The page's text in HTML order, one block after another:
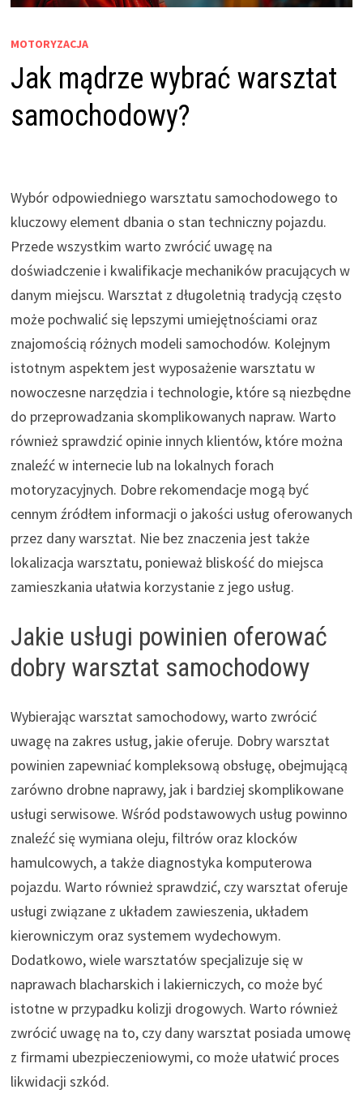
MOTORYZACJA
Jak mądrze wybrać warsztat
samochodowy?
Wybór odpowiedniego warsztatu samochodowego to
kluczowy element dbania o stan techniczny pojazdu.
Przede wszystkim warto zwrócić uwagę na
doświadczenie i kwalifikacje mechaników pracujących w
danym miejscu. Warsztat z długoletnią tradycją często
może pochwalić się lepszymi umiejętnościami oraz
znajomością różnych modeli samochodów. Kolejnym
istotnym aspektem jest wyposażenie warsztatu w
nowoczesne narzędzia i technologie, które są niezbędne
do przeprowadzania skomplikowanych napraw. Warto
również sprawdzić opinie innych klientów, które można
znaleźć w internecie lub na lokalnych forach
motoryzacyjnych. Dobre rekomendacje mogą być
cennym źródłem informacji o jakości usług oferowanych
przez dany warsztat. Nie bez znaczenia jest także
lokalizacja warsztatu, ponieważ bliskość do miejsca
zamieszkania ułatwia korzystanie z jego usług.
Jakie usługi powinien oferować
dobry warsztat samochodowy
Wybierając warsztat samochodowy, warto zwrócić
uwagę na zakres usług, jakie oferuje. Dobry warsztat
powinien zapewniać kompleksową obsługę, obejmującą
zarówno drobne naprawy, jak i bardziej skomplikowane
usługi serwisowe. Wśród podstawowych usług powinno
znaleźć się wymiana oleju, filtrów oraz klocków
hamulcowych, a także diagnostyka komputerowa
pojazdu. Warto również sprawdzić, czy warsztat oferuje
usługi związane z układem zawieszenia, układem
kierowniczym oraz systemem wydechowym.
Dodatkowo, wiele warsztatów specjalizuje się w
naprawach blacharskich i lakierniczych, co może być
istotne w przypadku kolizji drogowych. Warto również
zwrócić uwagę na to, czy dany warsztat posiada umowę
z firmami ubezpieczeniowymi, co może ułatwić proces
likwidacji szkód.